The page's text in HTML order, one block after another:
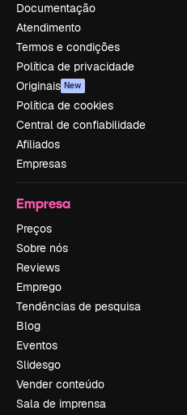
Documentação
Atendimento
Termos e condições
Política de privacidade
Originais New
Política de cookies
Central de confiabilidade
Afiliados
Empresas
Empresa
Preços
Sobre nós
Reviews
Emprego
Tendências de pesquisa
Blog
Eventos
Slidesgo
Vender conteúdo
Sala de imprensa